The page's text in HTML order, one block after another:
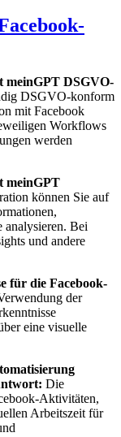
meinGPT DSGVO-
DSGVO-konform
mit Facebook
Workflows
werden
meinGPT
können Sie auf
analysieren. Bei
und andere
für die Facebook-
der
eine visuelle
Die
Aktivitäten,
Arbeitszeit für